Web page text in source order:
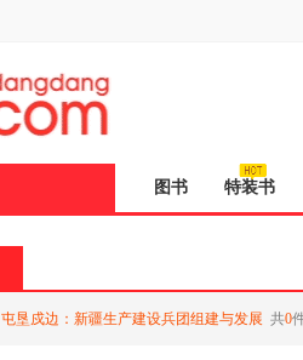
图书 特装书
屯垦戍边：新疆生产建设兵团组建与发展 共0